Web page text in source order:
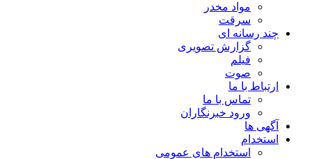
مواد مخدر
سرقت
چند رسانه ای
گزارش تصویری
فیلم
صوت
ارتباط با ما
تماس با ما
ورود خبرنگاران
آگهی ها
استخدام
استخدام های عمومی